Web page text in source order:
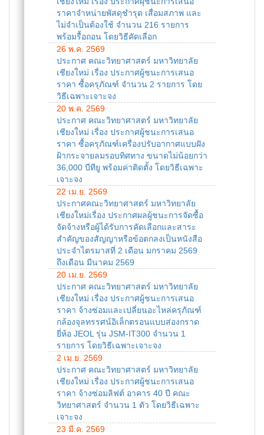
ราคาจำหน่ายพัสดุชำรุด เสื่อมสภาพ และ
ไม่จำเป็นต้องใช้ จำนวน 216 รายการ
พร้อมรื้อถอน โดยวิธีคัดเลือก
26 พ.ค. 2569
ประกาศ คณะวิทยาศาสตร์ มหาวิทยาลัย
เชียงใหม่ เรื่อง ประกาศผู้ชนะการเสนอ
ราคา ซื้อครุภัณฑ์ จำนวน 2 รายการ โดย
วิธีเฉพาะเจาะจง
20 พ.ค. 2569
ประกาศ คณะวิทยาศาสตร์ มหาวิทยาลัย
เชียงใหม่ เรื่อง ประกาศผู้ชนะการเสนอ
ราคา ซื้อครุภัณฑ์เครื่องปรับอากาศแบบฝัง
ฝ้ากระจายลมรอบทิศทาง ขนาดไม่น้อยกว่า
36,000 บีทียู พร้อมค่าติดตั้ง โดยวิธีเฉพาะ
เจาะจง
22 เม.ย. 2569
ประกาศคณะวิทยาศาสตร์ มหาวิทยาลัย
เชียงใหม่เรื่อง ประกาศผลผู้ชนะการจัดซื้อ
จัดจ้างหรือผู้ได้รับการคัดเลือกและสาระ
สำคัญของสัญญาหรือข้อตกลงเป็นหนังสือ
ประจำไตรมาสที่ 2 เดือน มกราคม 2569
ถึงเดือน มีนาคม 2569
20 เม.ย. 2569
ประกาศ คณะวิทยาศาสตร์ มหาวิทยาลัย
เชียงใหม่ เรื่อง ประกาศผู้ชนะการเสนอ
ราคา จ้างซ่อมและเปลี่ยนอะไหล่ครุภัณฑ์
กล้องจุลทรรศน์อิเล็กตรอนแบบส่องกราด
ยี่ห้อ JEOL รุ่น JSM-IT300 จำนวน 1
รายการ โดยวิธีเฉพาะเจาะจง
2 เม.ย. 2569
ประกาศ คณะวิทยาศาสตร์ มหาวิทยาลัย
เชียงใหม่ เรื่อง ประกาศผู้ชนะการเสนอ
ราคา จ้างซ่อมลิฟต์ อาคาร 40 ปี คณะ
วิทยาศาสตร์ จำนวน 1 ตัว โดยวิธีเฉพาะ
เจาะจง
23 มี.ค. 2569